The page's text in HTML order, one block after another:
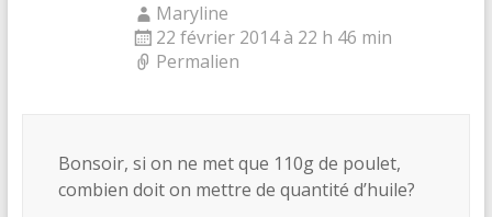
Maryline
22 février 2014 à 22 h 46 min
Permalien
Bonsoir, si on ne met que 110g de poulet,
combien doit on mettre de quantité d’huile?